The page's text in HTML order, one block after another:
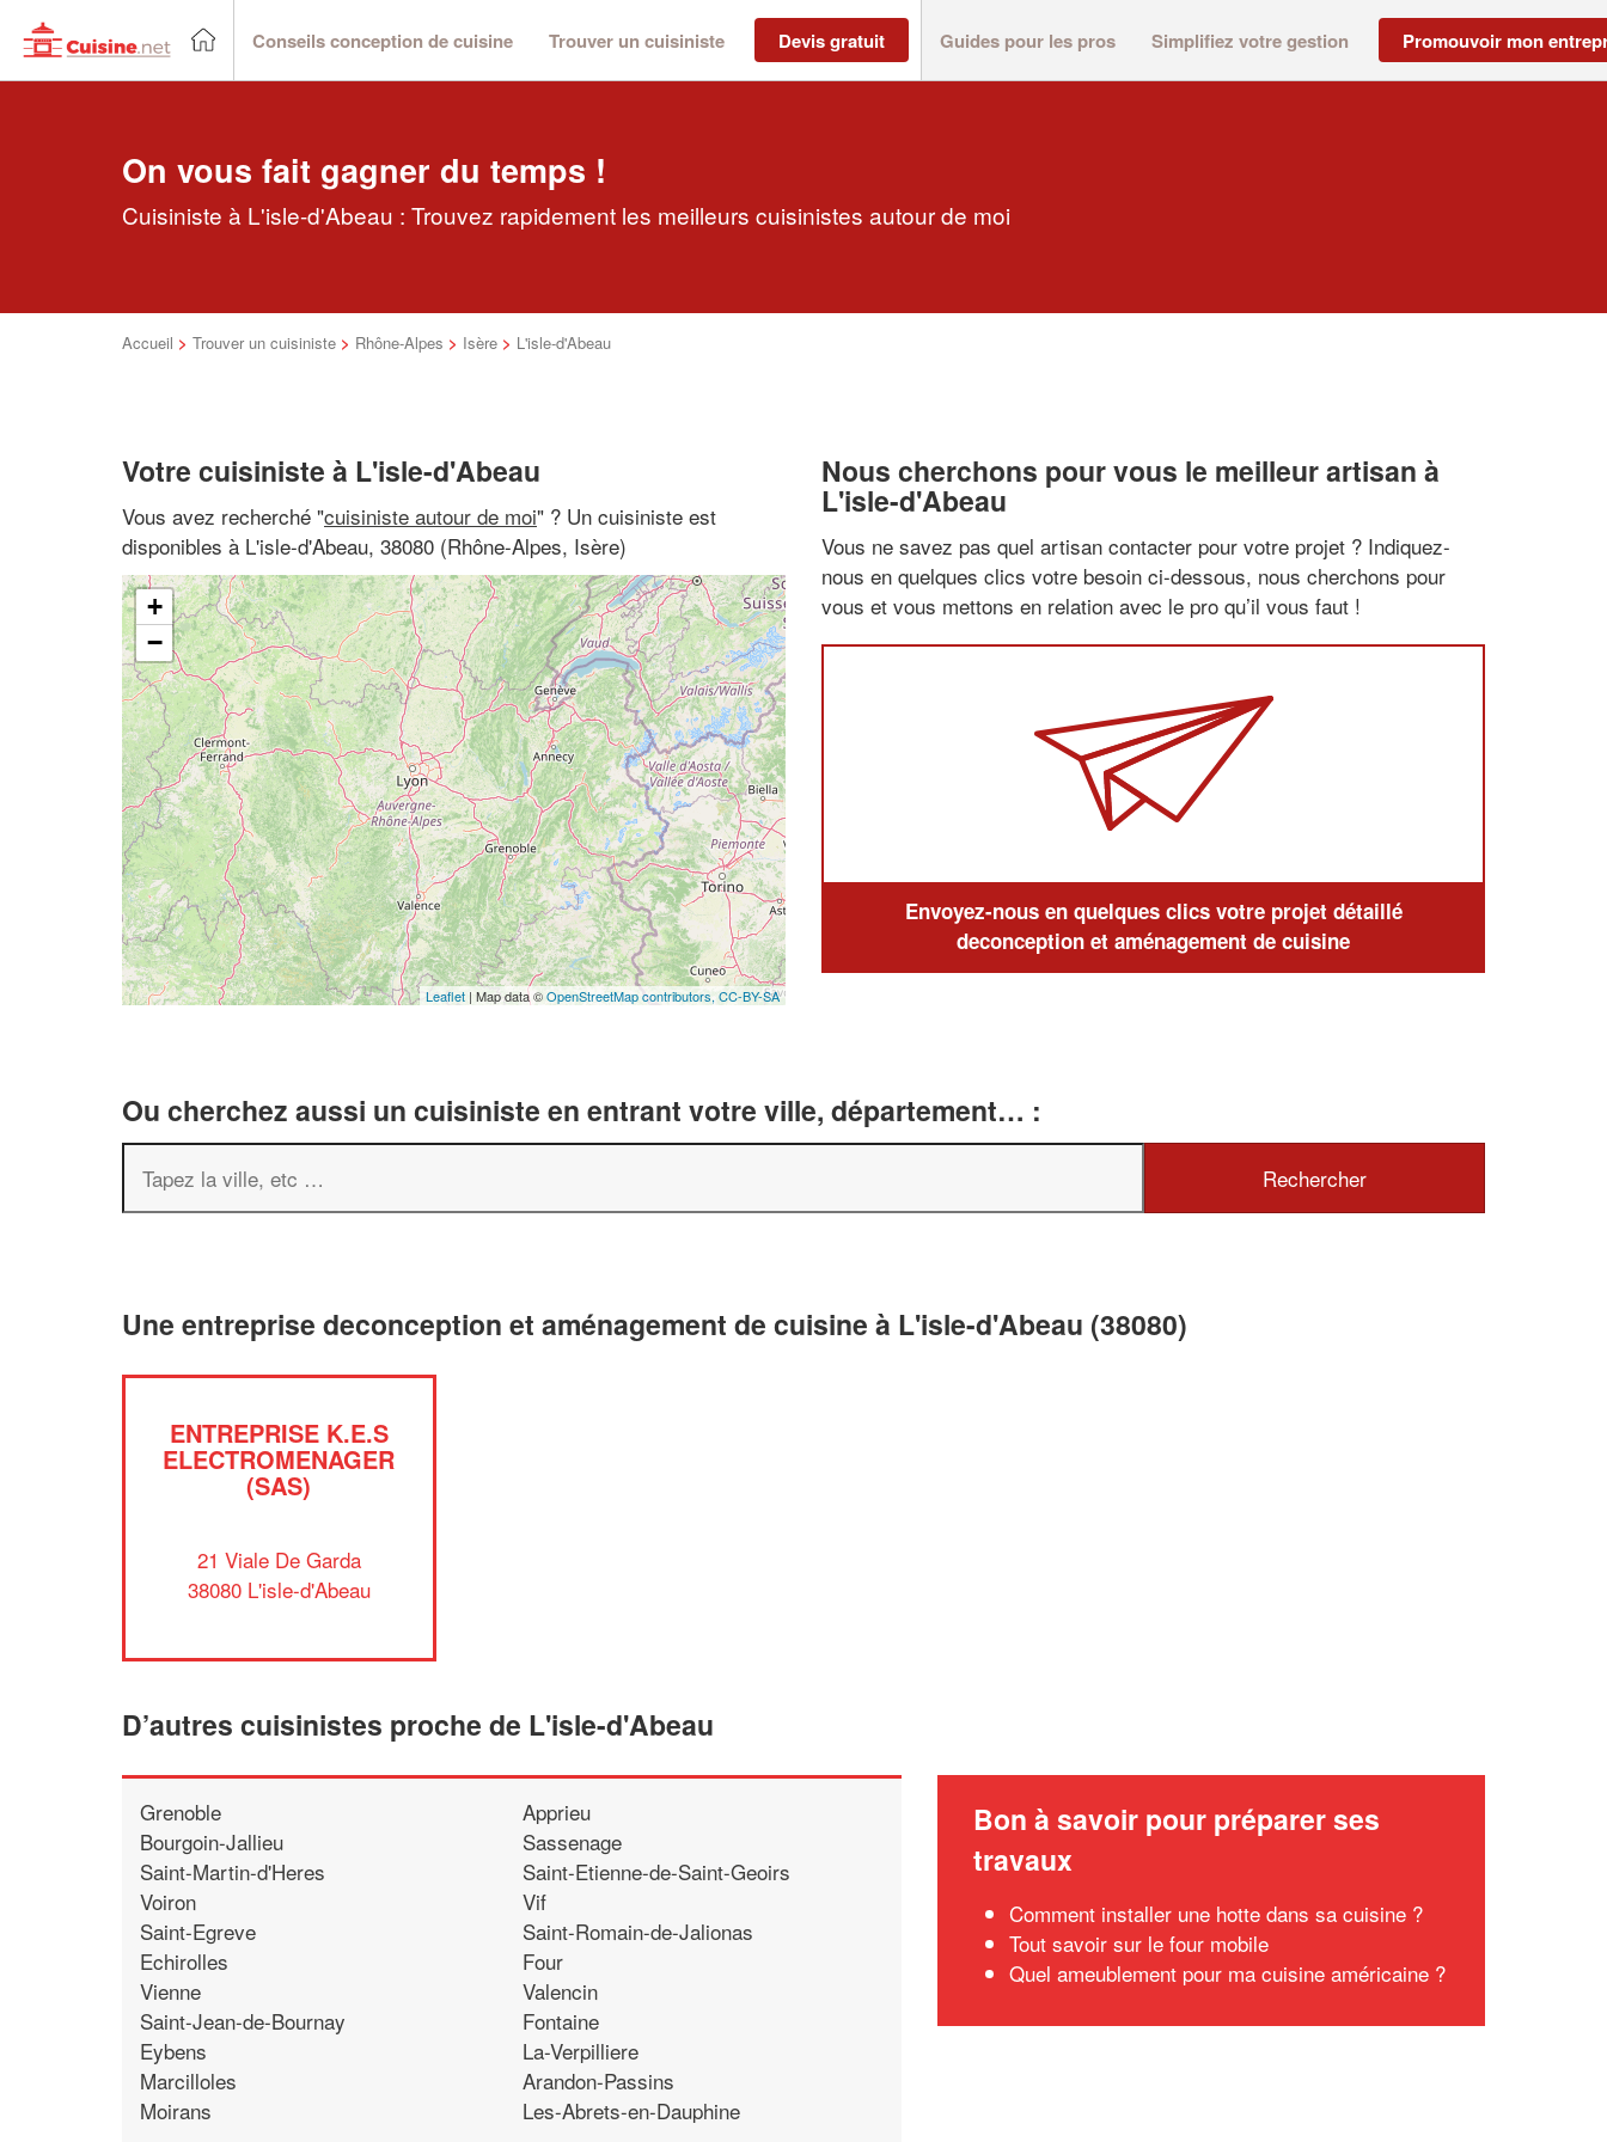
Conseils conception de cuisine Trouver un cuisiniste Devis gratuit Guides pour les pros Simplifiez votre gestion Promouvoir mon
On vous fait gagner du temps !
Cuisiniste à L'isle-d'Abeau : Trouvez rapidement les meilleurs cuisinistes autour de moi
Accueil > Trouver un cuisiniste > Rhône-Alpes > Isère > L'isle-d'Abeau
Votre cuisiniste à L'isle-d'Abeau
Vous avez recherché "cuisiniste autour de moi" ? Un cuisiniste est
disponibles à L'isle-d'Abeau, 38080 (Rhône-Alpes, Isère)
+
−
Leaflet | Map data ©OpenStreetMap contributors, CC-BY-SA
Nous cherchons pour vous le meilleur artisan à
L'isle-d'Abeau
Vous ne savez pas quel artisan contacter pour votre projet ? Indiquez-
nous en quelques clics votre besoin ci-dessous, nous cherchons pour
vous et vous mettons en relation avec le pro qu’il vous faut !
Envoyez-nous en quelques clics votre projet détaillé
deconception et aménagement de cuisine
Ou cherchez aussi un cuisiniste en entrant votre ville, département… :
Une entreprise deconception et aménagement de cuisine à L'isle-d'Abeau (38080)
ENTREPRISE K.E.S
ELECTROMENAGER
(SAS)
21 Viale De Garda
38080 L'isle-d'Abeau
D’autres cuisinistes proche de L'isle-d'Abeau
Grenoble
Bourgoin-Jallieu
Saint-Martin-d'Heres
Voiron
Saint-Egreve
Echirolles
Vienne
Saint-Jean-de-Bournay
Eybens
Marcilloles
Moirans
Apprieu
Sassenage
Saint-Etienne-de-Saint-Geoirs
Vif
Saint-Romain-de-Jalionas
Four
Valencin
Fontaine
La-Verpilliere
Arandon-Passins
Les-Abrets-en-Dauphine
Bon à savoir pour préparer ses
travaux
Comment installer une hotte dans sa cuisine ?
Tout savoir sur le four mobile
Quel ameublement pour ma cuisine américaine ?
✕